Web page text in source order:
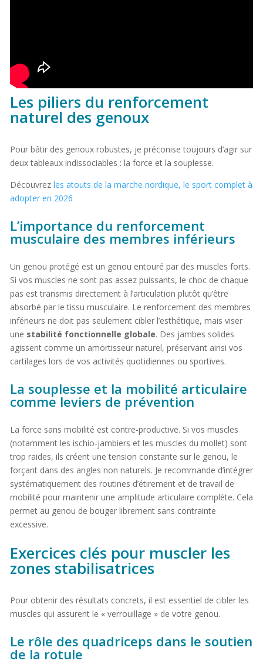
Les piliers du renforcement
naturel des genoux
Pour bâtir des genoux robustes, je préconise toujours d’agir sur
deux tableaux indissociables : la force et la souplesse.
Découvrez les atouts de la marche nordique, le sport complet à
adopter en 2026
L’importance du renforcement
musculaire des membres inférieurs
Un genou protégé est un genou entouré par des muscles forts.
Si vos muscles ne sont pas assez puissants, le choc de chaque
pas est transmis directement à l’articulation plutôt qu’être
absorbé par le tissu musculaire. Le renforcement des membres
inférieurs ne doit pas seulement cibler l’esthétique, mais viser
une stabilité fonctionnelle globale. Des jambes solides
agissent comme un amortisseur naturel, préservant ainsi vos
cartilages lors de vos activités quotidiennes ou sportives.
La souplesse et la mobilité articulaire
comme leviers de prévention
La force sans mobilité est contre-productive. Si vos muscles
(notamment les ischio-jambiers et les muscles du mollet) sont
trop raides, ils créent une tension constante sur le genou, le
forçant dans des angles non naturels. Je recommande d’intégrer
systématiquement des routines d’étirement et de travail de
mobilité pour maintenir une amplitude articulaire complète. Cela
permet au genou de bouger librement sans contrainte
excessive.
Exercices clés pour muscler les
zones stabilisatrices
Pour obtenir des résultats concrets, il est essentiel de cibler les
muscles qui assurent le « verrouillage » de votre genou.
Le rôle des quadriceps dans le soutien
de la rotule